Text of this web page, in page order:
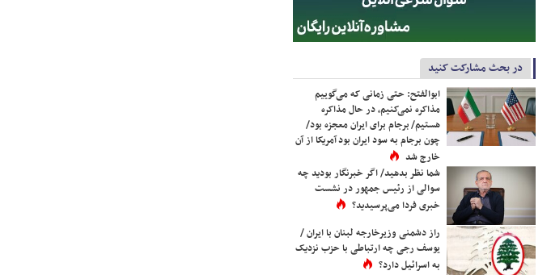
در بحث مشارکت کنید
ابوالفتح: حتی زمانی که می‌گوییم
مذاکره نمی‌کنیم، در حال مذاکره
هستیم/ برجام برای ایران معجزه بود/
چون برجام به سود ایران بود آمریکا از آن
خارج شد
شما نظر بدهید/ اگر خبرنگار بودید چه
سوالی از رئیس جمهور در نشست
خبری فردا می‌پرسیدید؟
راز دشمنی وزیرخارجه لبنان با ایران /
یوسف رجی چه ارتباطی با حزب نزدیک
به اسرائیل دارد؟